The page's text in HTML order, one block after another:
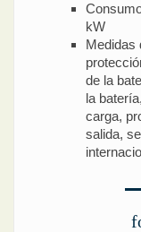
kW
Medidas
de la
la
carga,
salida,